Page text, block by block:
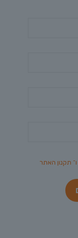
תקנון האתר